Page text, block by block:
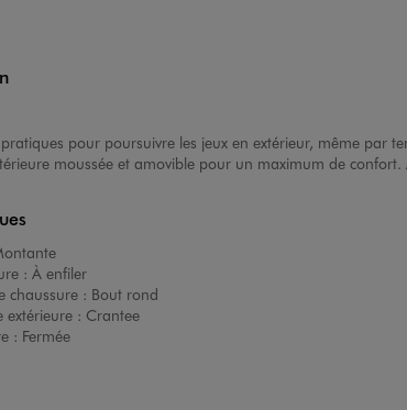
pour poursuivre les jeux en extérieur, même par
moussée et amovible pour un maximum de
: À enfiler
chaussure : Bout rond
extérieure : Crantee
: Fermée